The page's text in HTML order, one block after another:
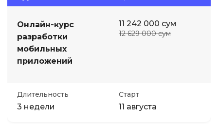
Онлайн-курс
разработки
мобильных
приложений
11 242 000 сум
12 629 000 сум
Длительность
3 недели
Старт
11 августа
Soft Skills
ДПО
Детям
Акции и промокоды